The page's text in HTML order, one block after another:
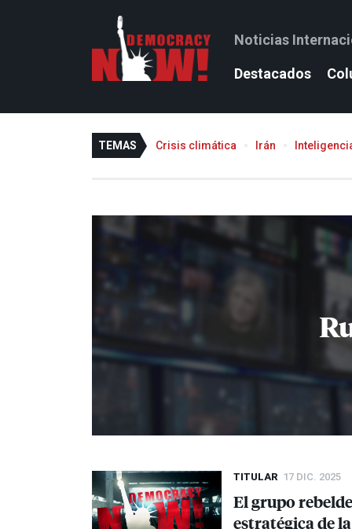
Noticias
Destacados
TEMAS Crisis climática Irán
TITULAR 17 DIC. 2025
El grupo
estratégica de